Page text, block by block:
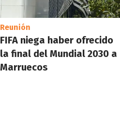
Reunión
FIFA niega haber ofrecido
la final del Mundial 2030 a
Marruecos